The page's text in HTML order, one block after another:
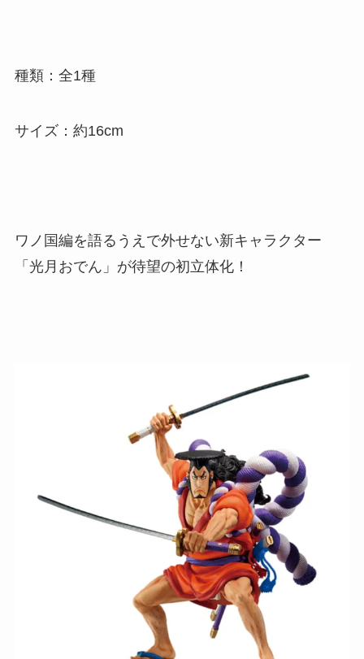
種類：全1種
サイズ：約16cm
ワノ国編を語るうえで外せない新キャラクター
「光月おでん」が待望の初立体化！